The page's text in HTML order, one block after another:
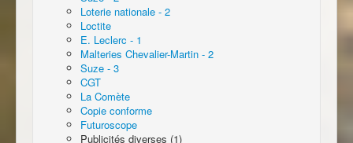
Loterie nationale - 2
Loctite
E. Leclerc - 1
Malteries Chevalier-Martin - 2
Suze - 3
CGT
La Comète
Copie conforme
Futuroscope
Publicités diverses (1)